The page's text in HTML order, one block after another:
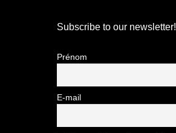
Subscribe to our newsletter!
Prénom
E-mail